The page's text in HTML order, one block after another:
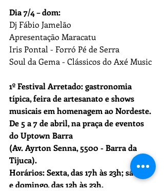
Dia 7/4 – dom:
Dj Fábio Jamelão
Apresentação Maracatu
Iris Pontal - Forró Pé de Serra
Soul da Gema - Clássicos do Axé Music
1º Festival Arretado: gastronomia
típica, feira de artesanato e shows
musicais em homenagem ao Nordeste.
De 5 a 7 de abril, na praça de eventos
do Uptown Barra
(Av. Ayrton Senna, 5500 - Barra da
Tijuca).
Horários: Sexta, das 17h às 23h; sábado
e domingo, das 12h às 23h.